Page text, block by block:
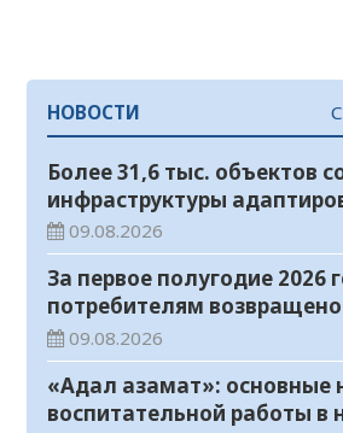
НОВОСТИ
Более 31,6 тыс. объектов
инфраструктуры
с инвалидностью
09.08.2026
За первое полугодие 2026
потребителям
тенге
09.08.2026
«Адал азамат»: основные
воспитательной работы в